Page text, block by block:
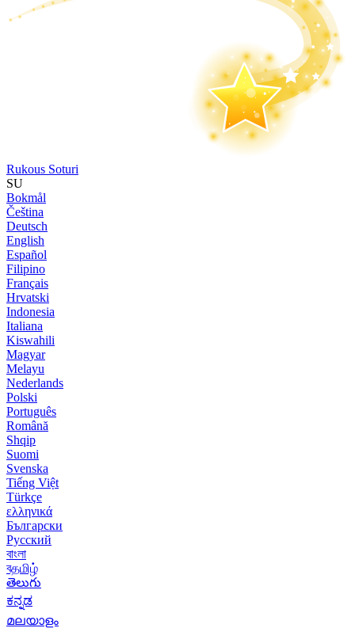
Rukous Soturi
SU
Bokmål
Čeština
Deutsch
English
Español
Filipino
Français
Hrvatski
Indonesia
Italiana
Kiswahili
Magyar
Melayu
Nederlands
Polski
Português
Română
Shqip
Suomi
Svenska
Tiếng Việt
Türkçe
ελληνικά
Български
Русский
বাংলা
বதமிழ்
తెలుగు
ಕನ್ನಡ
മലയാളം